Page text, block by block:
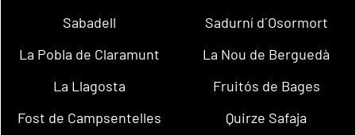
Sabadell
Sadurní d´Osormort
La Pobla de Claramunt
La Nou de Berguedà
La Llagosta
Fruitós de Bages
Fost de Campsentelles
Quirze Safaja